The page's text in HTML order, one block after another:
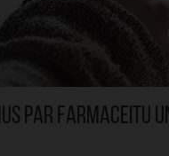
par farmaceitu